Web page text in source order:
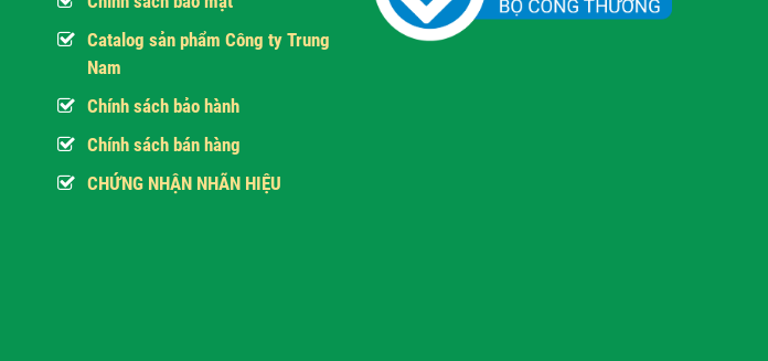
Catalog sản phẩm Công ty Trung
Nam
Chính sách bảo hành
Chính sách bán hàng
CHỨNG NHẬN NHÃN HIỆU